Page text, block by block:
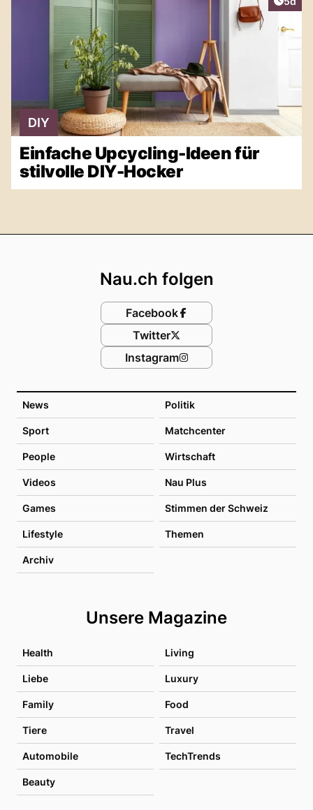
DIY
Einfache Upcycling-Ideen für
stilvolle DIY-Hocker
News Politik
Sport Matchcenter
People Wirtschaft
Videos Nau Plus
Games Stimmen der Schweiz
Lifestyle Themen
Archiv
Unsere Magazine
Health Living
Liebe Luxury
Family Food
Tiere Travel
Automobile TechTrends
Beauty
Nau.ch folgen
Facebook
Twitter
Instagram